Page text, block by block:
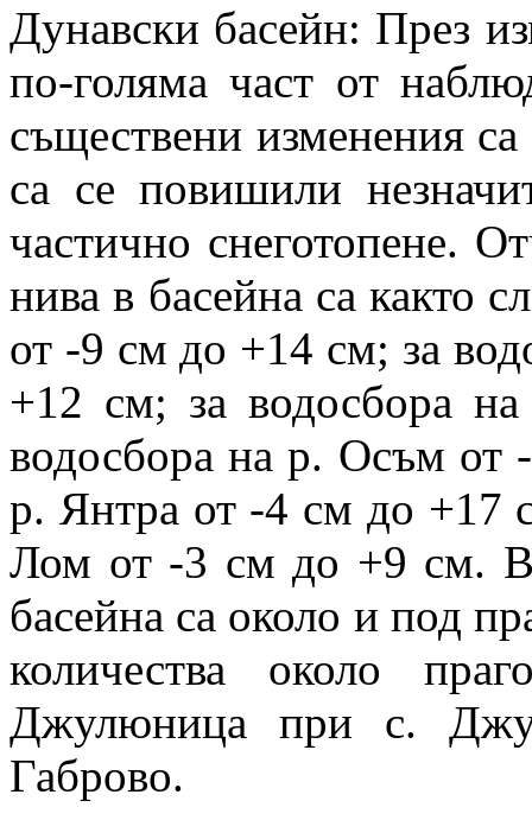
Дунавски басейн: През
по-голяма част от
съществени изменения
са се повишили
частично снеготопене.
нива в басейна са както
от -9 см до +14 см; за
+12 см; за водосбора
водосбора на р. Осъм от
р. Янтра от -4 см до +17
Лом от -3 см до +9 см.
басейна са около и под
количества около
Джулюница при с.
Габрово.